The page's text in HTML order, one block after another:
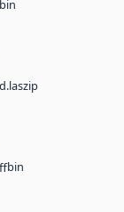
bin
bin